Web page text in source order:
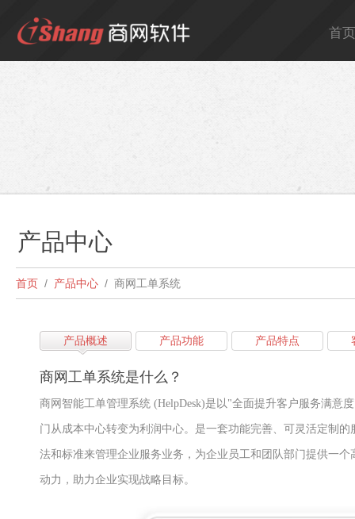
首页
产品中心
首页 / 产品中心 / 商网工单系统
产品概述 产品功能 产品特点
商网工单系统是什么？
商网智能工单管理系统 (HelpDesk)是以"全面提升客户服务满意
门从成本中心转变为利润中心。是一套功能完善、可灵活定制
法和标准来管理企业服务业务，为企业员工和团队部门提供一
动力，助力企业实现战略目标。